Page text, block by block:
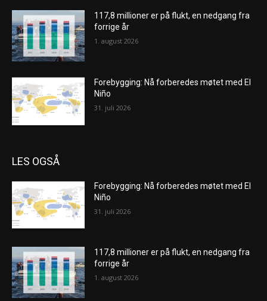
117,8 millioner er på flukt, en nedgang fra
forrige år
1. august 2026
Forebygging: Nå forberedes møtet med El
Niño
31. juli 2026
LES OGSÅ
Forebygging: Nå forberedes møtet med El
Niño
31. juli 2026
117,8 millioner er på flukt, en nedgang fra
forrige år
1. august 2026